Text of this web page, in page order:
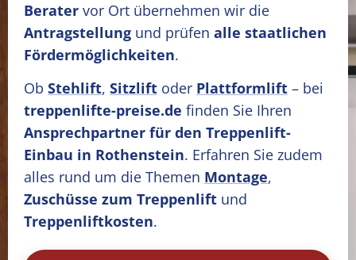
Berater vor Ort übernehmen wir die
Antragstellung und prüfen alle staatlichen
Fördermöglichkeiten.
Ob Stehlift, Sitzlift oder Plattformlift – bei
treppenlifte-preise.de finden Sie Ihren
Ansprechpartner für den Treppenlift-
Einbau in Rothenstein. Erfahren Sie zudem
alles rund um die Themen Montage,
Zuschüsse zum Treppenlift und
Treppenliftkosten.